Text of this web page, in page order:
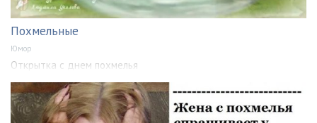
Похмельные
Юмор
Открытка с днем похмелья